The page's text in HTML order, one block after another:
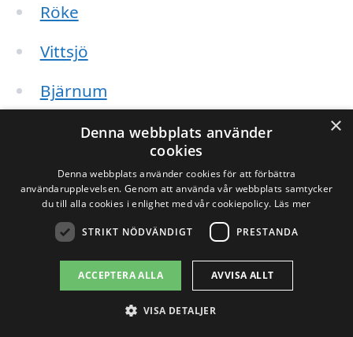
Röke
Vittsjö
Bjärnum
Fjälkinge
Genom att lägga tid på att jämföra olika
företag kan du hitta det bästa
erbjudandet för snöröjning i Gualöv.
Plattformen gör det enkelt för dig att
skicka förfrågningar om offerter och få
svar från flera olika aktörer. Detta sparar
×
Denna webbplats använder
cookies
Denna webbplats använder cookies för att förbättra
användarupplevelsen. Genom att använda vår webbplats samtycker
du till alla cookies i enlighet med vår cookiepolicy. Läs mer
STRIKT NÖDVÄNDIGT PRESTANDA
ACCEPTERA ALLA AVVISA ALLT
VISA DETALJER